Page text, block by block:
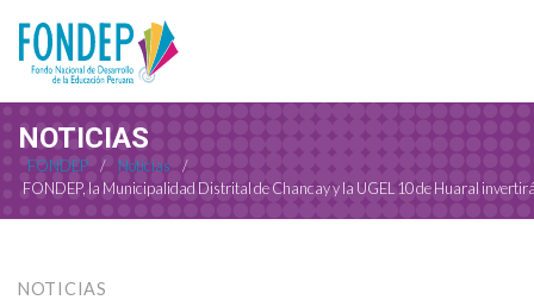
NOTICIAS
FONDEP / Noticias
/
FONDEP, la Municipalidad Distrital de Chancay y la UGEL 10 de Huaral
NOTICIAS